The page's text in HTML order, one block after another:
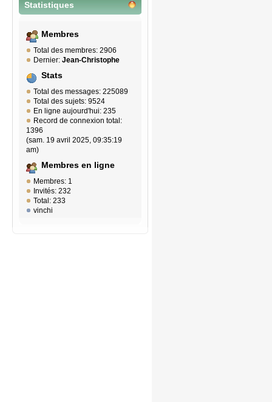
Statistiques
Membres
Total des membres: 2906
Dernier: Jean-Christophe
Stats
Total des messages: 225089
Total des sujets: 9524
En ligne aujourd'hui: 235
Record de connexion total:
1396
(sam. 19 avril 2025, 09:35:19
am)
Membres en ligne
Membres: 1
Invités: 232
Total: 233
vinchi